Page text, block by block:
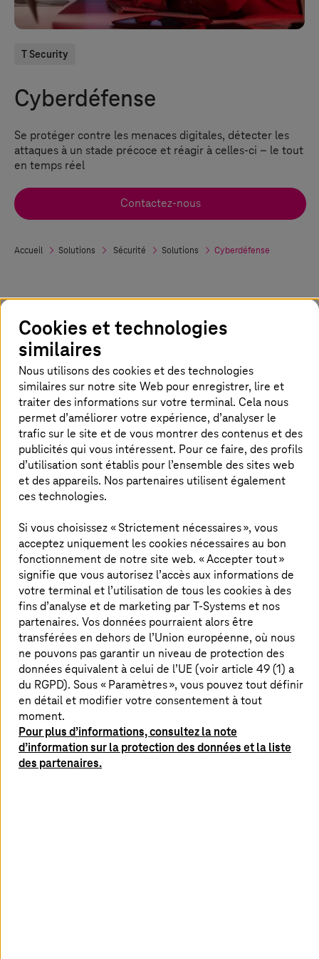
T Security
Cyberdéfense
Se protéger contre les menaces digitales, détecter les
attaques à un stade précoce et réagir à celles-ci – le tout
en temps réel
Contactez-nous
Accueil Solutions Sécurité Solutions Cyberdéfense
renforcer leur cyberdéfense ?
Le travail hybride, l’adoption du cloud, la
complexité des chaînes d’approvisionnement,
la montée des rançongiciels et la dispersion
des données accroissent considérablement les
cyberrisques. Parallèlement, la pénurie de
talents en cybersécurité limite la capacité de
réaction des organisations. Une stratégie de
cyberdéfense efficace repose sur l’intégration
intelligence), une surveillance continue et des
réponses automatisées. Elle permet de passer
d’une approche réactive à une gestion
proactive des risques. Résultat : une meilleure
protection des actifs critiques, une conformité
renforcée et une résilience accrue de
l’entreprise.
Découvrez nos solutions
Managed Detection & Response
Cookies et technologies
similaires
Nous utilisons des cookies et des technologies
similaires sur notre site Web pour enregistrer, lire et
traiter des informations sur votre terminal. Cela nous
permet d’améliorer votre expérience, d’analyser le
trafic sur le site et de vous montrer des contenus et des
publicités qui vous intéressent. Pour ce faire, des profils
d’utilisation sont établis pour l’ensemble des sites web
et des appareils. Nos partenaires utilisent également
ces technologies.
Si vous choisissez « Strictement nécessaires », vous
acceptez uniquement les cookies nécessaires au bon
fonctionnement de notre site web. « Accepter tout »
signifie que vous autorisez l’accès aux informations de
votre terminal et l’utilisation de tous les cookies à des
fins d’analyse et de marketing parT-Systemset nos
partenaires. Vos données pourraient alors être
transférées en dehors de l’Union européenne, où nous
ne pouvons pas garantir un niveau de protection des
données équivalent à celui de l’UE (voir article 49 (1) a
du RGPD). Sous « Paramètres », vous pouvez tout définir
en détail et modifier votre consentement à tout
moment.
Pour plus d’informations, consultez la note
d’information sur la protection des données et la liste
des partenaires.